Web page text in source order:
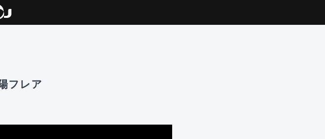
フレア